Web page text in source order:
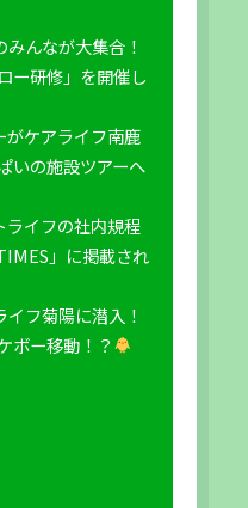
みんなが大集合！
ー研修」を開催し
がケアライフ南鹿
いの施設ツアーへ
ライフの社内規程
」に掲載され
イフ菊陽に潜入！
ボー移動！？